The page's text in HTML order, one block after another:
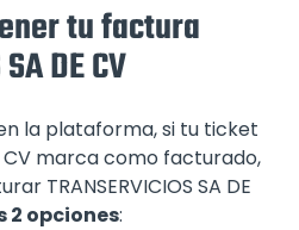
tu factura
DE CV
la plataforma, si tu ticket
CV marca como facturado,
TRANSERVICIOS SA DE
2 opciones: